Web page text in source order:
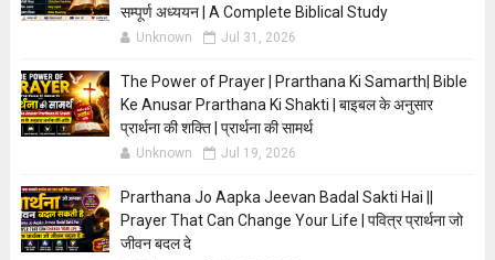
सम्पूर्ण अध्ययन | A Complete Biblical Study
Unknown Jul 31, 2026
The Power of Prayer | Prarthana Ki Samarth| Bible
Ke Anusar Prarthana Ki Shakti | बाइबल के अनुसार
प्रार्थना की शक्ति | प्रार्थना की सामर्थ
Unknown Jul 19, 2026
Prarthana Jo Aapka Jeevan Badal Sakti Hai ||
Prayer That Can Change Your Life | पवित्र प्रार्थना जो
जीवन बदल दे